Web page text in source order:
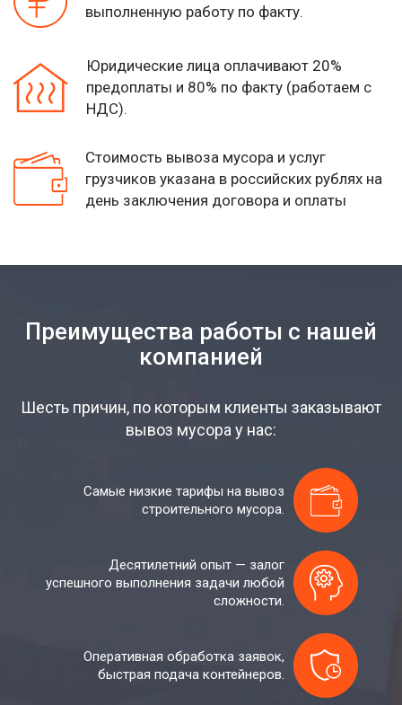
выполненную работу по факту.
Юридические лица оплачивают 20%
предоплаты и 80% по факту (работаем с
НДС).
Стоимость вывоза мусора и услуг
грузчиков указана в российских рублях на
день заключения договора и оплаты
Преимущества работы с нашей
компанией
Шесть причин, по которым клиенты заказывают
вывоз мусора у нас:
Самые низкие тарифы на вывоз
строительного мусора.
Десятилетний опыт — залог
успешного выполнения задачи любой
сложности.
Оперативная обработка заявок,
быстрая подача контейнеров.